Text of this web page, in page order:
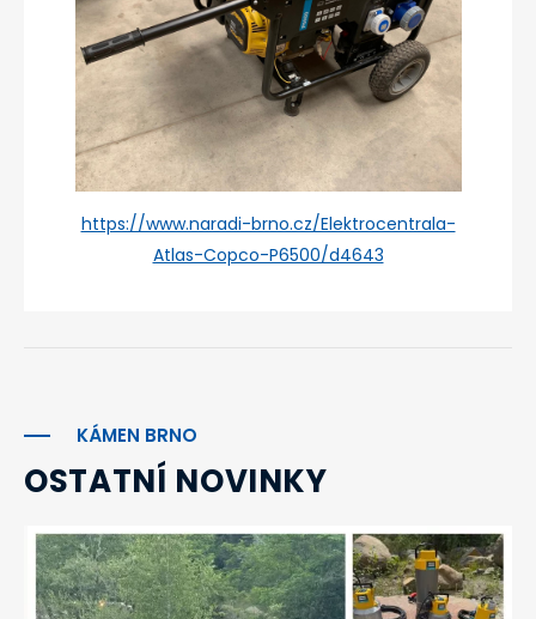
https://www.naradi-brno.cz/Elektrocentrala-
Atlas-Copco-P6500/d4643
KÁMEN BRNO
OSTATNÍ NOVINKY